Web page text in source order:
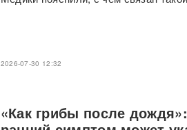
2026-07-30 12:32
«Как грибы после